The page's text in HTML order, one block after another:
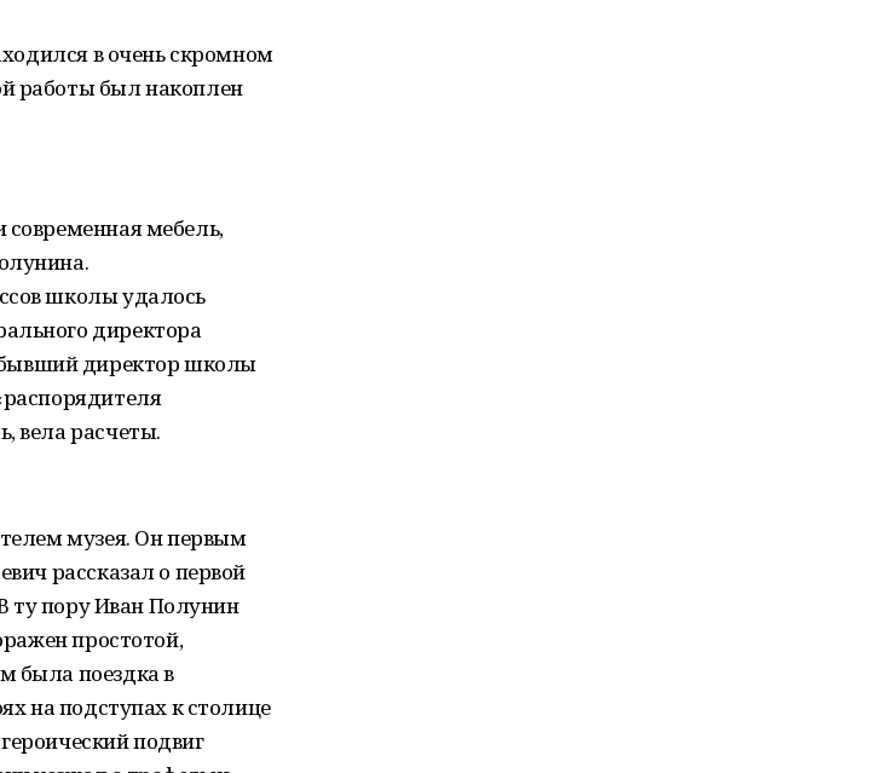
в очень скромном
работы был накоплен
мебель,
школы удалось
директора
директор школы
вела расчеты.
музея. Он первым
рассказал о первой
ту пору Иван Полунин
простотой,
была поездка в
на подступах к столице
подвиг